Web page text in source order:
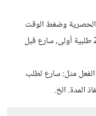
وضغط الوقت
مثل تخفيض 20 بالمئة ل20 طلبية أولى، سارع قبل
مثل: سارع لطلب
المدة. الخ.